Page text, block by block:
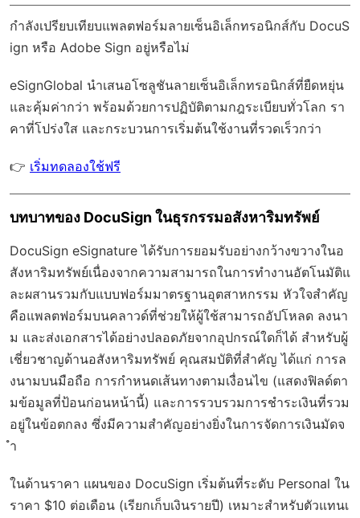
กำลังเปรียบเทียบแพลตฟอร์มลายเซ็นอิเล็กทรอนิกส์กับ DocuS
ign หรือ Adobe Sign อยู่หรือไม่
eSignGlobal นำเสนอโซลูชันลายเซ็นอิเล็กทรอนิกส์ที่ยืดหยุ่น
และคุ้มค่ากว่า พร้อมด้วยการปฏิบัติตามกฎระเบียบทั่วโลก รา
คาที่โปร่งใส และกระบวนการเริ่มต้นใช้งานที่รวดเร็วกว่า
👉 เริ่มทดลองใช้ฟรี
บทบาทของ DocuSign ในธุรกรรมอสังหาริมทรัพย์
DocuSign eSignature ได้รับการยอมรับอย่างกว้างขวางในอ
สังหาริมทรัพย์เนื่องจากความสามารถในการทำงานอัตโนมัติแ
ละผสานรวมกับแบบฟอร์มมาตรฐานอุตสาหกรรม หัวใจสำคัญ
คือแพลตฟอร์มบนคลาวด์ที่ช่วยให้ผู้ใช้สามารถอัปโหลด ลงนา
ม และส่งเอกสารได้อย่างปลอดภัยจากอุปกรณ์ใดก็ได้ สำหรับผู้
เชี่ยวชาญด้านอสังหาริมทรัพย์ คุณสมบัติที่สำคัญ ได้แก่ การล
งนามบนมือถือ การกำหนดเส้นทางตามเงื่อนไข (แสดงฟิลด์ตา
มข้อมูลที่ป้อนก่อนหน้านี้) และการรวบรวมการชำระเงินที่รวม
อยู่ในข้อตกลง ซึ่งมีความสำคัญอย่างยิ่งในการจัดการเงินมัดจ
ำ
ในด้านราคา แผนของ DocuSign เริ่มต้นที่ระดับ Personal ใน
ราคา $10 ต่อเดือน (เรียกเก็บเงินรายปี) เหมาะสำหรับตัวแทนเ